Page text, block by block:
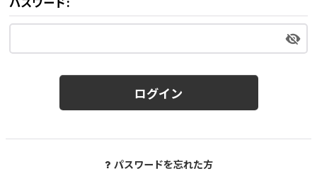
パスワード:
ログイン
パスワードを忘れた方